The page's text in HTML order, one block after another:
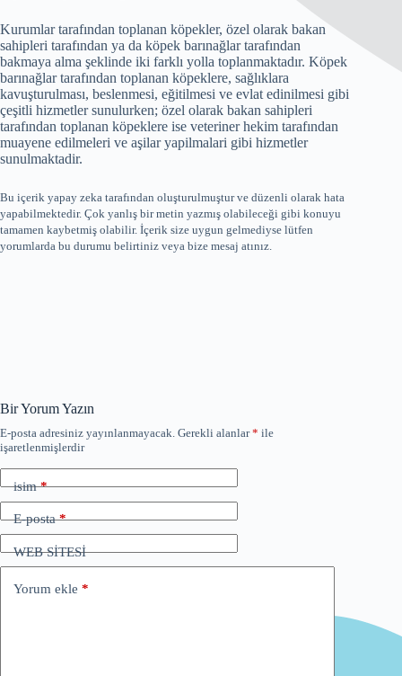
Kurumlar tarafından toplanan köpekler, özel olarak bakan
sahipleri tarafından ya da köpek barınağlar tarafından
bakmaya alma şeklinde iki farklı yolla toplanmaktadır. Köpek
barınağlar tarafından toplanan köpeklere, sağlıklara
kavuşturulması, beslenmesi, eğitilmesi ve evlat edinilmesi gibi
çeşitli hizmetler sunulurken; özel olarak bakan sahipleri
tarafından toplanan köpeklere ise veteriner hekim tarafından
muayene edilmeleri ve aşilar yapilmalari gibi hizmetler
sunulmaktadir.
Bu içerik yapay zeka tarafından oluşturulmuştur ve düzenli olarak hata
yapabilmektedir. Çok yanlış bir metin yazmış olabileceği gibi konuyu
tamamen kaybetmiş olabilir. İçerik size uygun gelmediyse lütfen
yorumlarda bu durumu belirtiniz veya bize mesaj atınız.
Bir Yorum Yazın
E-posta adresiniz yayınlanmayacak. Gerekli alanlar* ile
işaretlenmişlerdir
isim*
E-posta*
WEB SİTESİ
Yorum ekle *